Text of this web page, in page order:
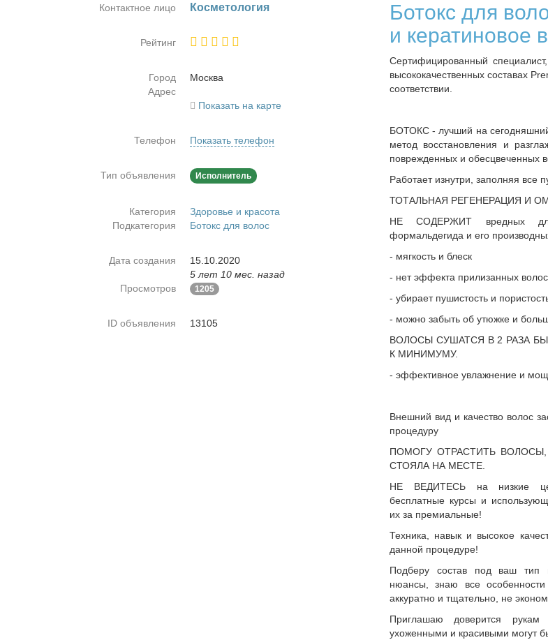
Ботокс для
и кератиновое
Сертифицированный
высококачественных составах
соответствии.
БОТОКС - лучший на
метод восстановления и
поврежденных и обесцвеченных
Работает изнутри, заполняя все
ТОТАЛЬНАЯ РЕГЕНЕРАЦИЯ И
НЕ СОДЕРЖИТ вредных
формальдегида и его
- мягкость и блеск
- нет эффекта прилизанных волос
- убирает пушистость и
- можно забыть об утюжке и
ВОЛОСЫ СУШАТСЯ В 2 РАЗА
К МИНИМУМУ.
- эффективное увлажнение и
Внешний вид и качество волос
процедуру
ПОМОГУ ОТРАСТИТЬ
СТОЯЛА НА МЕСТЕ.
НЕ ВЕДИТЕСЬ на низкие
бесплатные курсы и
их за премиальные!
Техника, навык и высокое
данной процедуре!
Подберу состав под ваш тип
нюансы, знаю все
аккуратно и тщательно, не
Приглашаю доверится
ухоженными и красивыми могут
Контактное лицо Кос­ме­то­ло­гия
Рейтинг
Город
Москва
Адрес
Показать на карте
Телефон Показать телефон
Тип объявления Исполнитель
Категория
Здоровье и красота
Подкатегория
Ботокс для волос
Дата создания
15.10.2020
5 лет 10 мес. назад
Просмотров
1205
ID объявления 13105